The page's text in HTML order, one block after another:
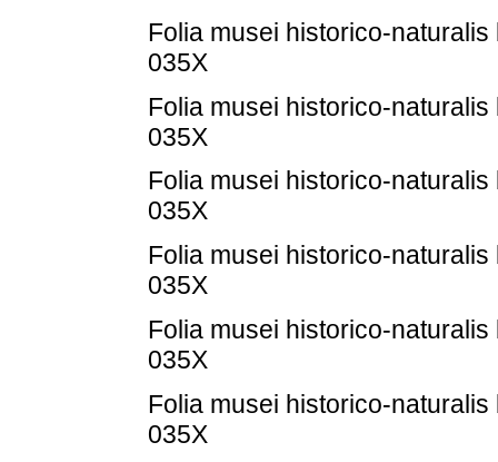
Folia musei historico-
035X
Folia musei historico-
035X
Folia musei historico-
035X
Folia musei historico-
035X
Folia musei historico-
035X
Folia musei historico-
035X